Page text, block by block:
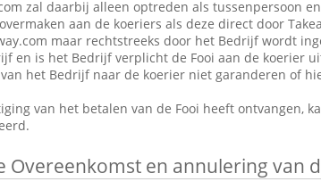
zal daarbij alleen optreden als tussenpersoon
aan de koeriers als deze direct door
maar rechtstreeks door het Bedrijf wordt
en is het Bedrijf verplicht de Fooi aan de koerier
het Bedrijf naar de koerier niet garanderen of
van het betalen van de Fooi heeft ontvangen,
Overeenkomst en annulering van